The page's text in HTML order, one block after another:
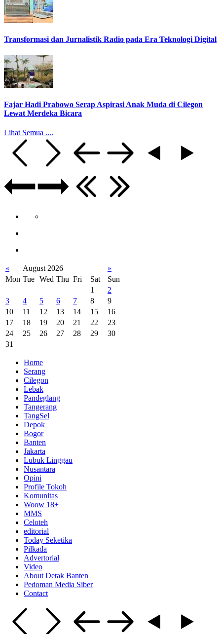
Transformasi dan Jurnalistik Radio pada Era Teknologi Digital
Fajar Hadi Prabowo Serap Aspirasi Anak Muda di Cilegon
Lewat Merdeka Bicara
Lihat Semua ....
« August 2026
»
Mon Tue Wed Thu Fri Sat
Sun
1
2
3
4 5 6 7 8
9
10
11 12 13 14 15
16
17
18 19 20 21 22
23
24
25 26 27 28 29
30
31
Home
Serang
Cilegon
Lebak
Pandeglang
Tangerang
TangSel
Depok
Bogor
Banten
Jakarta
Lubuk Linggau
Nusantara
Opini
Profile Tokoh
Komunitas
Woow 18+
MMS
Celoteh
editorial
Today Seketika
Pilkada
Advertorial
Video
About Detak Banten
Pedoman Media Siber
Contact